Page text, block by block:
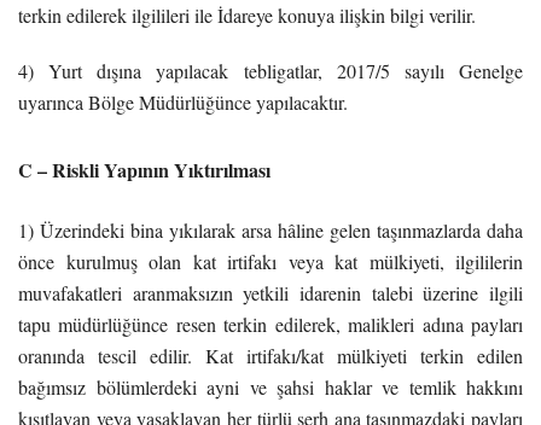
terkin edilerek ilgilileri ile İdareye konuya ilişkin bilgi verilir.
4) Yurt dışına yapılacak tebligatlar, 2017/5 sayılı Genelge
uyarınca Bölge Müdürlüğünce yapılacaktır.
C – Riskli Yapının Yıktırılması
1) Üzerindeki bina yıkılarak arsa hâline gelen taşınmazlarda daha
önce kurulmuş olan kat irtifakı veya kat mülkiyeti, ilgililerin
muvafakatleri aranmaksızın yetkili idarenin talebi üzerine ilgili
tapu müdürlüğünce resen terkin edilerek, malikleri adına payları
oranında tescil edilir. Kat irtifakı/kat mülkiyeti terkin edilen
bağımsız bölümlerdeki ayni ve şahsi haklar ve temlik hakkını
kısıtlayan veya yasaklayan her türlü şerh ana taşınmazdaki payları